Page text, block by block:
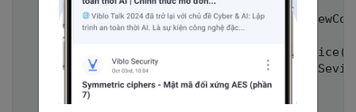
func makeDayViewController() ->
        return DayViewController(
healthService:
settingsService:
        )
    }